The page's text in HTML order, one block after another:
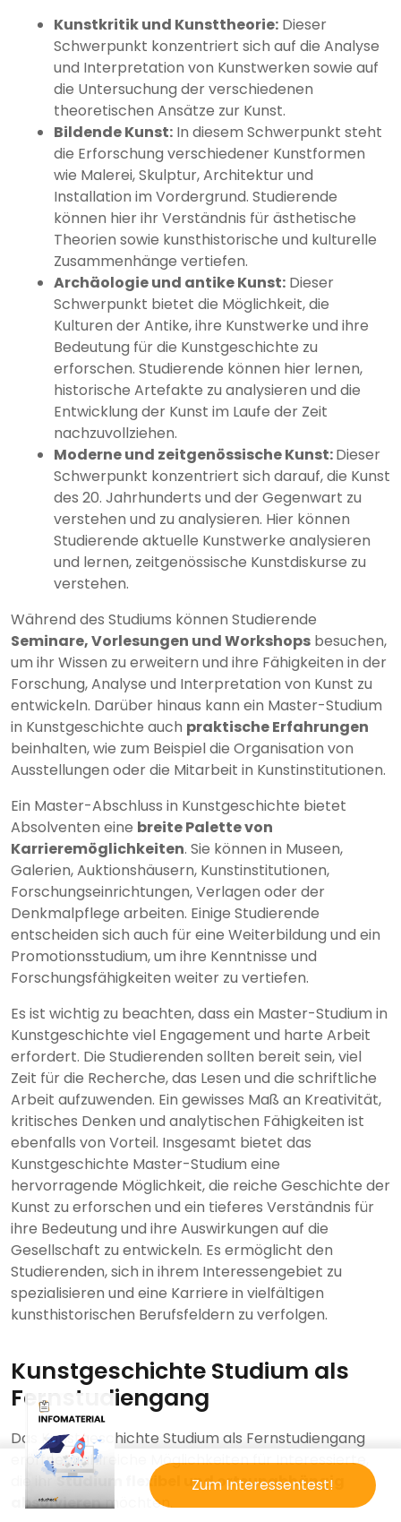
Kunstkritik und Kunsttheorie: Dieser
Schwerpunkt konzentriert sich auf die Analyse
und Interpretation von Kunstwerken sowie auf
die Untersuchung der verschiedenen
theoretischen Ansätze zur Kunst.
Bildende Kunst: In diesem Schwerpunkt steht
die Erforschung verschiedener Kunstformen
wie Malerei, Skulptur, Architektur und
Installation im Vordergrund. Studierende
können hier ihr Verständnis für ästhetische
Theorien sowie kunsthistorische und kulturelle
Zusammenhänge vertiefen.
Archäologie und antike Kunst: Dieser
Schwerpunkt bietet die Möglichkeit, die
Kulturen der Antike, ihre Kunstwerke und ihre
Bedeutung für die Kunstgeschichte zu
erforschen. Studierende können hier lernen,
historische Artefakte zu analysieren und die
Entwicklung der Kunst im Laufe der Zeit
nachzuvollziehen.
Moderne und zeitgenössische Kunst:Dieser
Schwerpunkt konzentriert sich darauf, die Kunst
des 20. Jahrhunderts und der Gegenwart zu
verstehen und zu analysieren. Hier können
Studierende aktuelle Kunstwerke analysieren
und lernen, zeitgenössische Kunstdiskurse zu
verstehen.
Während des Studiums können Studierende
Seminare, Vorlesungen und Workshops besuchen,
um ihr Wissen zu erweitern und ihre Fähigkeiten in der
Forschung, Analyse und Interpretation von Kunst zu
entwickeln. Darüber hinaus kann ein Master-Studium
in Kunstgeschichte auch praktische Erfahrungen
beinhalten, wie zum Beispiel die Organisation von
Ausstellungen oder die Mitarbeit in Kunstinstitutionen.
Ein Master-Abschluss in Kunstgeschichte bietet
Absolventen eine breite Palette von
Karrieremöglichkeiten. Sie können in Museen,
Galerien, Auktionshäusern, Kunstinstitutionen,
Forschungseinrichtungen, Verlagen oder der
Denkmalpflege arbeiten. Einige Studierende
entscheiden sich auch für eine Weiterbildung und ein
Promotionsstudium, um ihre Kenntnisse und
Forschungsfähigkeiten weiter zu vertiefen.
Es ist wichtig zu beachten, dass ein Master-Studium in
Kunstgeschichte viel Engagement und harte Arbeit
erfordert. Die Studierenden sollten bereit sein, viel
Zeit für die Recherche, das Lesen und die schriftliche
Arbeit aufzuwenden. Ein gewisses Maß an Kreativität,
kritisches Denken und analytischen Fähigkeiten ist
ebenfalls von Vorteil. Insgesamt bietet das
Kunstgeschichte Master-Studium eine
hervorragende Möglichkeit, die reiche Geschichte der
Kunst zu erforschen und ein tieferes Verständnis für
ihre Bedeutung und ihre Auswirkungen auf die
Gesellschaft zu entwickeln. Es ermöglicht den
Studierenden, sich in ihrem Interessengebiet zu
spezialisieren und eine Karriere in vielfältigen
kunsthistorischen Berufsfeldern zu verfolgen.
Kunstgeschichte Studium als
Fernstudiengang
Das Kunstgeschichte Studium als Fernstudiengang
eröffnet zahlreiche Möglichkeiten für Interessierte,
die ihr Studium flexibel und ortsunabhängig
absolvierenmöchten.
Zum Interessentest!